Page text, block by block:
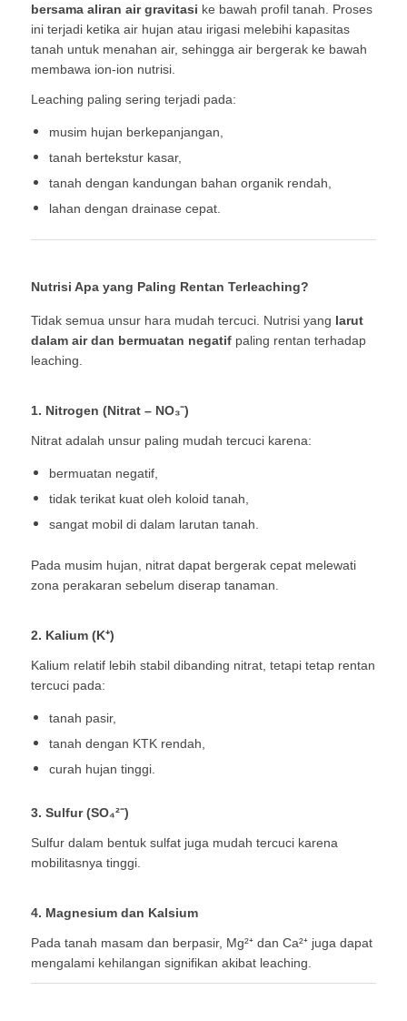
bersama aliran air gravitasi ke bawah profil tanah. Proses
ini terjadi ketika air hujan atau irigasi melebihi kapasitas
tanah untuk menahan air, sehingga air bergerak ke bawah
membawa ion-ion nutrisi.
Leaching paling sering terjadi pada:
musim hujan berkepanjangan,
tanah bertekstur kasar,
tanah dengan kandungan bahan organik rendah,
lahan dengan drainase cepat.
Nutrisi Apa yang Paling Rentan Terleaching?
Tidak semua unsur hara mudah tercuci. Nutrisi yang larut
dalam air dan bermuatan negatifpaling rentan terhadap
leaching.
1. Nitrogen (Nitrat – NO₃⁻)
Nitrat adalah unsur paling mudah tercuci karena:
bermuatan negatif,
tidak terikat kuat oleh koloid tanah,
sangat mobil di dalam larutan tanah.
Pada musim hujan, nitrat dapat bergerak cepat melewati
zona perakaran sebelum diserap tanaman.
2. Kalium (K⁺)
Kalium relatif lebih stabil dibanding nitrat, tetapi tetap rentan
tercuci pada:
tanah pasir,
tanah dengan KTK rendah,
curah hujan tinggi.
3. Sulfur (SO₄²⁻)
Sulfur dalam bentuk sulfat juga mudah tercuci karena
mobilitasnya tinggi.
4. Magnesium dan Kalsium
Pada tanah masam dan berpasir, Mg²⁺ dan Ca²⁺ juga dapat
mengalami kehilangan signifikan akibat leaching.